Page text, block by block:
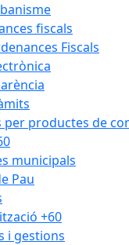
fiscals
Fiscals
per productes de
municipals
Pau
+60
i gestions